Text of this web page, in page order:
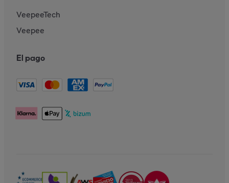
VeepeeTech
Veepee
El pago